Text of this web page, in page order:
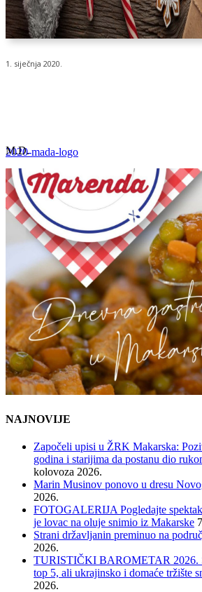
1. siječnja 2020.
2020-mada-logo
M.D.
NAJNOVIJE
Započeli upisi u ŽRK Makarska:
godina i starijima da postanu dio
kolovoza 2026.
Marin Musinov ponovo u dresu
2026.
FOTOGALERIJA Pogledajte
je lovac na oluje snimio iz Makarske
Strani državljanin preminuo na
2026.
TURISTIČKI BAROMETAR 2026.
top 5, ali ukrajinsko i domaće tržište
2026.